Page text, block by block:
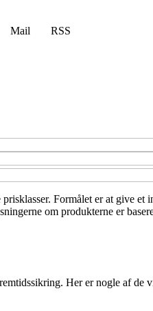
Mail RSS
Formålet er at give
om produkterne er
Her er nogle af de